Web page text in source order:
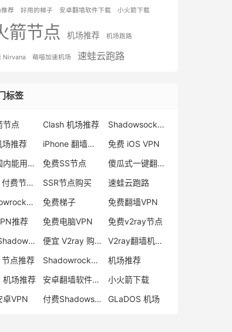
荐 好用的梯子 安卓翻墙软件下载 小火箭下载
箭节点 机场推荐 机场跑路
Nirvana 萌喵加速机场 速蛙云跑路
标签
节点 Clash 机场推荐
Shadowsocks 付费节点
场推荐
iPhone 翻墙代理软件
免费 iOS VPN
中国国内能用的翻墙VPN推荐
免费SS节点
傻瓜式一键翻墙VPN客户端
Clash 付费节点购买
SSR节点购买
速蛙云跑路
Shadowrocket 地址
免费梯子
免费翻墙VPN
推荐
免费电脑VPN
免费v2ray节点
便宜 Shadowsocks 购买
便宜 V2ray 购买
V2ray翻墙机场推荐
节点推荐
Shadowrocket 付费节点
机场推荐
机场推荐
安卓翻墙软件下载
小火箭下载
卓VPN
付费Shadowsocks推荐 GLaDOS 机场